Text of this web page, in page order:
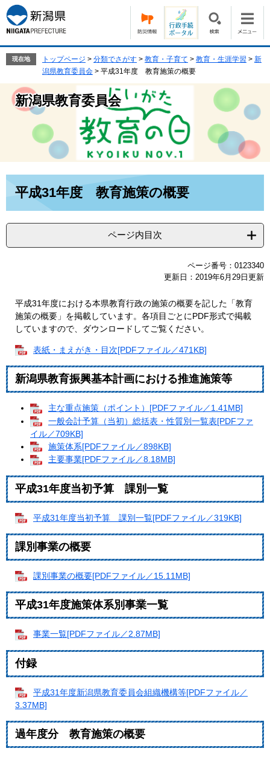
ー
ジ
の
で
す。
ニ
ュ
ー
ば
現在地 トップページ > 分類でさがす > 教育・子育て > 教育・生涯学習 > 新
潟県教育委員会 > 平成31年度 教育施策の概要
新潟県教育委員会
平成31年度 教育施策の概要
ページ内目次
ページ番号：0123340
更新日：2019年6月29日更新
平成31年度における本県教育行政の施策の概要を記した「教育
施策の概要」を掲載しています。各項目ごとにPDF形式で掲載
していますので、ダウンロードしてご覧ください。
表紙・まえがき・目次[PDFファイル／471KB]
新潟県教育振興基本計画における推進施策等
主な重点施策（ポイント）[PDFファイル／1.41MB]
一般会計予算（当初）総括表・性質別一覧表[PDFファ
イル／709KB]
施策体系[PDFファイル／898KB]
主要事業[PDFファイル／8.18MB]
平成31年度当初予算 課別一覧
平成31年度当初予算 課別一覧[PDFファイル／319KB]
課別事業の概要
課別事業の概要[PDFファイル／15.11MB]
平成31年度施策体系別事業一覧
事業一覧[PDFファイル／2.87MB]
付録
平成31年度新潟県教育委員会組織機構等[PDFファイル／
3.37MB]
過年度分 教育施策の概要